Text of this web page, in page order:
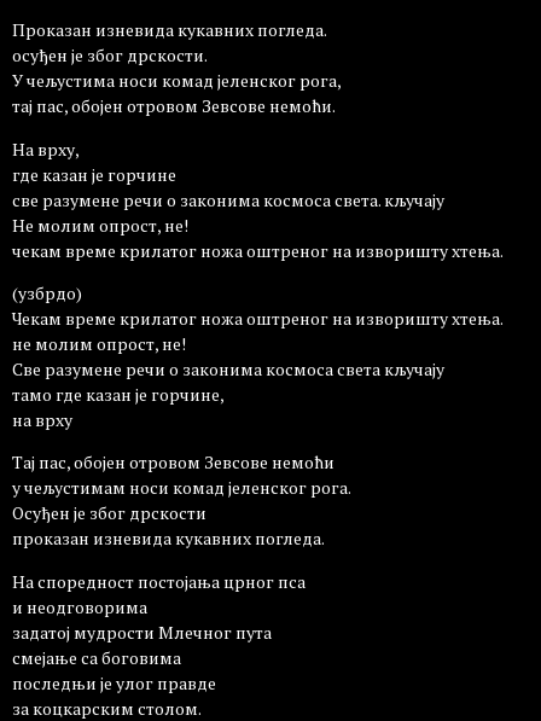
Проказан изневида кукавних погледа.
осуђен је због дрскости.
У чељустима носи комад јеленског рога,
тај пас, обојен отровом Зевсове немоћи.
На врху,
где казан је горчине
све разумене речи о законима космоса света. кључају
Не молим опрост, не!
чекам време крилатог ножа oштреног на изворишту хтења.
(узбрдо)
Чекам време крилатог ножа оштреног на изворишту хтења.
не молим опрост, не!
Све разумене речи о законима космоса света кључају
тамо где казан је горчине,
на врху
Тај пас, обојен отровом Зевсове немоћи
у чељустимам носи комад јеленског рога.
Осуђен је због дрскости
проказан изневида кукавних погледа.
На споредност постојања црног пса
и неодговорима
задатој мудрости Млечног пута
смејање са боговима
последњи је улог правде
за коцкарским столом.